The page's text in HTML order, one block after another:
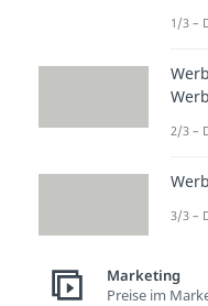
1/3 –
2/3 –
3/3 –
Marketing
Preise im